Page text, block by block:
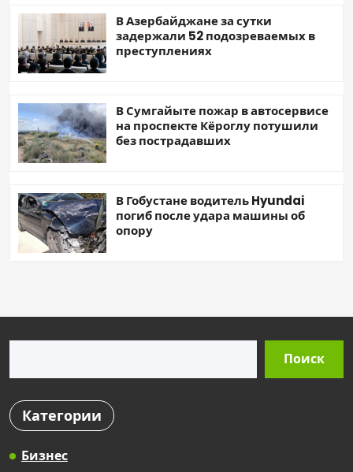
В Азербайджане за сутки
задержали 52 подозреваемых в
преступлениях
В Сумгайыте пожар в автосервисе
на проспекте Кёроглу потушили
без пострадавших
В Гобустане водитель Hyundai
погиб после удара машины об
опору
Поиск
Категории
Бизнес